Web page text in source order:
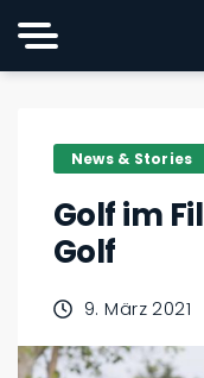
News & Stories
Golf im
Golf
9. März 2021